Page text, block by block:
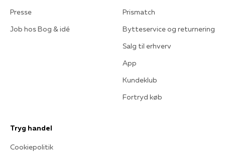
Presse
Job hos Bog & idé
Prismatch
Bytteservice og returnering
Salg til erhverv
App
Kundeklub
Fortryd køb
Tryg handel
Cookiepolitik